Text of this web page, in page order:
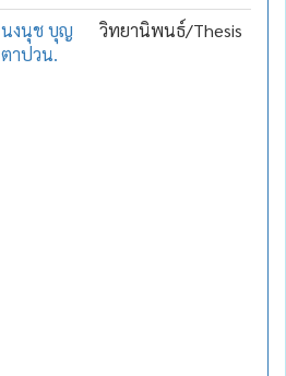
นงนุช บุญ
ตาปวน.
วิทยานิพนธ์/Thesis